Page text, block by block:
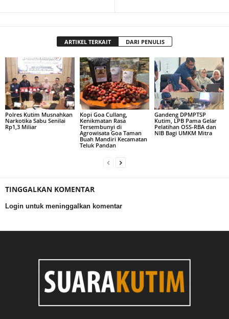
ARTIKEL TERKAIT DARI PENULIS
Polres Kutim Musnahkan
Narkotika Sabu Senilai
Rp1,3 Miliar
Kopi Goa Cullang,
Kenikmatan Rasa
Tersembunyi di
Agrowisata Goa Taman
Buah Mandiri Kecamatan
Teluk Pandan
Gandeng DPMPTSP
Kutim, LPB Pama Gelar
Pelatihan OSS-RBA dan
NIB Bagi UMKM Mitra
TINGGALKAN KOMENTAR
Login untuk meninggalkan komentar